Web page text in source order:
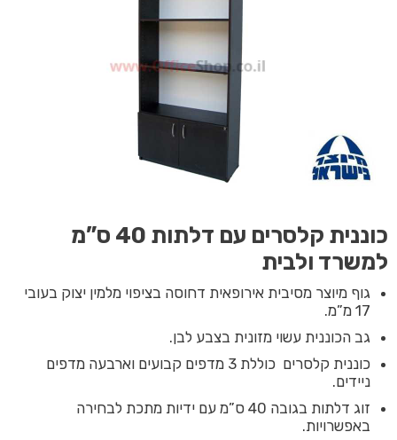
כוננית קלסרים עם דלתות 40 ס”מ
למשרד ולבית
גוף מיוצר מסיבית אירופאית דחוסה בציפוי מלמין יצוק בעובי
17 מ”מ.
גב הכוננית עשוי מזונית בצבע לבן.
כוננית קלסרים כוללת 3 מדפים קבועים וארבעה מדפים
ניידים.
זוג דלתות בגובה 40 ס”מ עם ידיות מתכת לבחירה
באפשרויות.